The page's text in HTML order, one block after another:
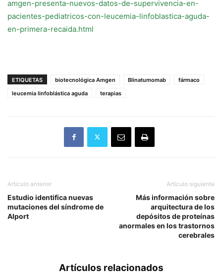
amgen-presenta-nuevos-datos-de-supervivencia-en-
pacientes-pediatricos-con-leucemia-linfoblastica-aguda-
en-primera-recaida.html
ETIQUETAS biotecnológica Amgen Blinatumomab
fármaco
leucemia linfoblástica aguda
terapias
Artículo anterior
Estudio identifica nuevas
mutaciones del síndrome de
Alport
Artículo siguiente
Más información sobre
arquitectura de los
depósitos de proteínas
anormales en los trastornos
cerebrales
Artículos relacionados